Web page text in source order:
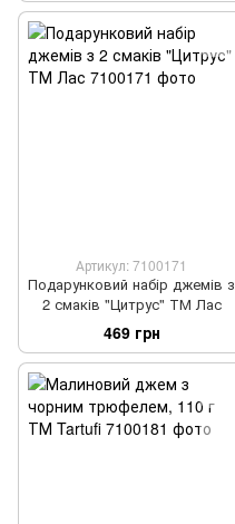
Артикул: 7100171
Подарунковий набір джемів з
2 смаків "Цитрус" ТМ Лас
469 грн